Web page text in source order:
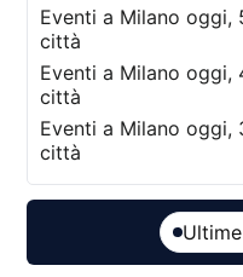
Eventi a Milano
città
Eventi a Milano
città
Eventi a Milano
città